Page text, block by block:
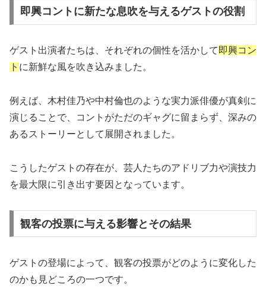
即興コントに新たな息吹を与えるゲストの役割
ゲスト出演者たちは、それぞれの個性を活かして即興コン
ト に新鮮な風を吹き込みました。
例えば、木村佳乃や中村倫也のような実力派俳優が真剣に
演じることで、コントがただのギャグに留まらず、深みの
あるストーリーとして展開されました。
こうしたゲストの存在が、芸人たちのアドリブ力や演技力
を最大限に引き出す要因となっています。
観客の投票に与える影響とその結果
ゲストの登場によって、観客の投票がどのように変化した
のかも見どころの一つです。